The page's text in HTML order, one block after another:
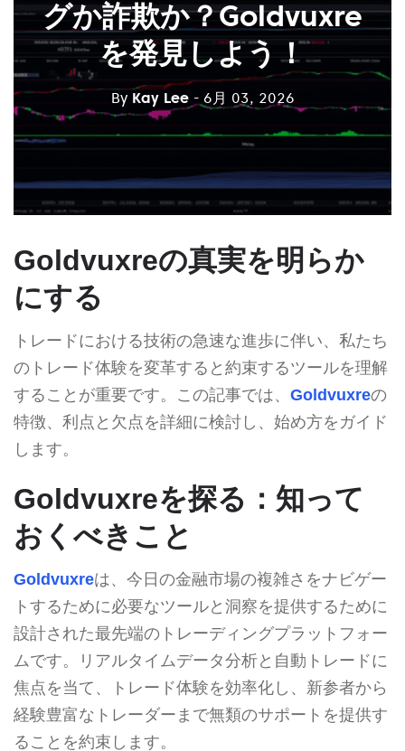
グか詐欺か？Goldvuxre
を発見しよう！
By Kay Lee - 6月 03, 2026
Goldvuxreの真実を明らか
にする
トレードにおける技術の急速な進歩に伴い、私たち
のトレード体験を変革すると約束するツールを理解
することが重要です。この記事では、 Goldvuxreの
特徴、利点と欠点を詳細に検討し、始め方をガイド
します。
Goldvuxreを探る：知って
おくべきこと
Goldvuxreは、今日の金融市場の複雑さをナビゲー
トするために必要なツールと洞察を提供するために
設計された最先端のトレーディングプラットフォー
ムです。リアルタイムデータ分析と自動トレードに
焦点を当て、トレード体験を効率化し、新参者から
経験豊富なトレーダーまで無類のサポートを提供す
ることを約束します。